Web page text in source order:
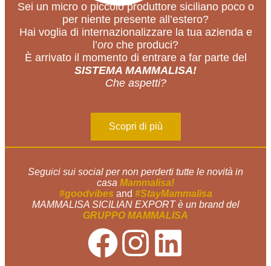
Sei un micro o piccolo produttore siciliano poco o
per niente presente all’estero?
Hai voglia di internazionalizzare la tua azienda e
l’oro che produci?
È arrivato il momento di entrare a far parte del
SISTEMA MAMMALISA!
Che aspetti?
Scopri di più
Seguici sui social per non perderti tutte le novità in
casa Mammalisa!
#goodvibes and #StayMammalisa
MAMMALISA SICILIAN EXPORT è un brand del
GRUPPO MAMMALISA